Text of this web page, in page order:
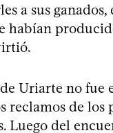
a sus ganados,
habían
Uriarte no fue
reclamos de los
Luego del